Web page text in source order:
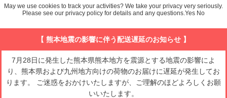
【 熊本地震の影響に伴う配送遅延のお知らせ 】
7月28日に発生した熊本県熊本地方を震源とする地震の影響によ
り、熊本県および九州地方向けの荷物のお届けに遅延が発生してお
ります。 ご迷惑をおかけいたしますが、ご理解のほどよろしくお願
いいたします。
May we use cookies to track your activities? We take your privacy very seriously.
Please see our privacy policy for details and any questions.Yes No